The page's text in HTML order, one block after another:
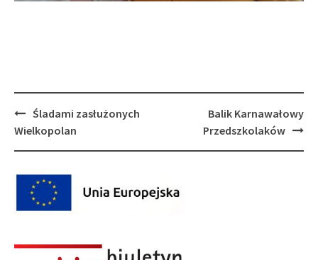
Post
navigation
Śladami zasłużonych
Wielkopolan
Balik Karnawałowy
Przedszkolaków